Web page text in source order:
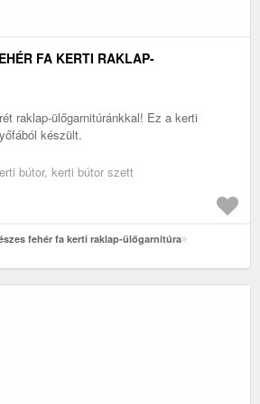
FA KERTI RAKLAP-
raklap-ülőgarnitúránkkal! Ez a kerti
készült.
bútor, kerti bútor szett
fehér fa kerti raklap-ülőgarnitúra